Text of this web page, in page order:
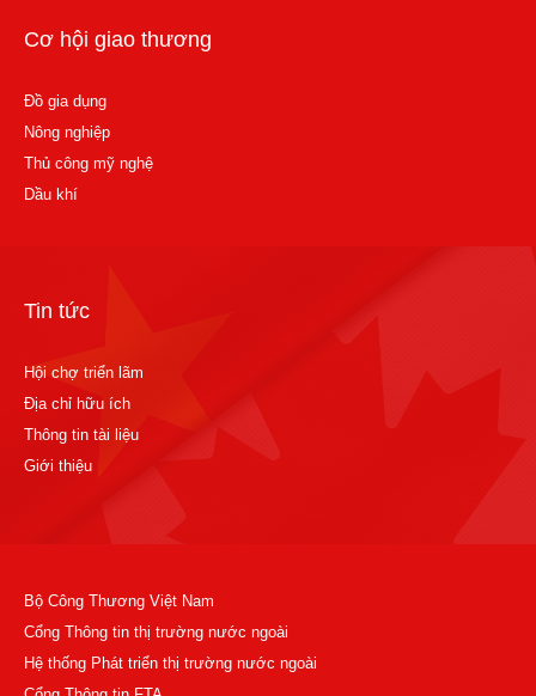
Cơ hội giao thương
Đồ gia dụng
Nông nghiệp
Thủ công mỹ nghệ
Dầu khí
Tin tức
Hội chợ triển lãm
Địa chỉ hữu ích
Thông tin tài liệu
Giới thiệu
Bộ Công Thương Việt Nam
Cổng Thông tin thị trường nước ngoài
Hệ thống Phát triển thị trường nước ngoài